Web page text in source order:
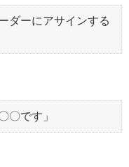
ダーにアサインする
〇です」